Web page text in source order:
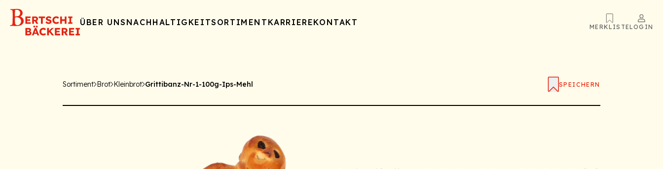
ÜBER UNS NACHHALTIGKEITSORTIMENT KARRIEREKONTAKT MERKLISTELOGIN
Sortiment Brot Kleinbrot Grittibanz-Nr-1-100g-Ips-Mehl SPEICHERN